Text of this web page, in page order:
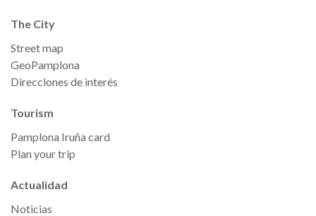
The City
Street map
GeoPamplona
Direcciones de interés
Tourism
Pamplona Iruña card
Plan your trip
Actualidad
Noticias